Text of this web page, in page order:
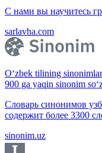
С нами вы научитесь
sarlavha.com
O‘zbek tilining
900 ga yaqin sinonim
Словарь синонимов
содержит более 3300
sinonim.uz